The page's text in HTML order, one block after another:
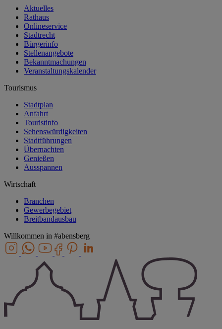
Aktuelles
Rathaus
Onlineservice
Stadtrecht
Bürgerinfo
Stellenangebote
Bekanntmachungen
Veranstaltungskalender
Tourismus
Stadtplan
Anfahrt
Touristinfo
Sehenswürdigkeiten
Stadtführungen
Übernachten
Genießen
Ausspannen
Wirtschaft
Branchen
Gewerbegebiet
Breitbandausbau
Willkommen in #abensberg